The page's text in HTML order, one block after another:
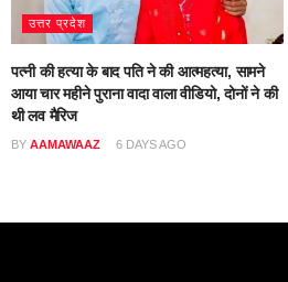
उत्तर प्रदेश
पत्नी की हत्या के बाद पति ने की आत्महत्या, सामने
आया चार महीने पुराना वादा वाला वीडियो, दोनों ने की
थी लव मैरिज
BY AAMAWAAZ 6 DAYS AGO